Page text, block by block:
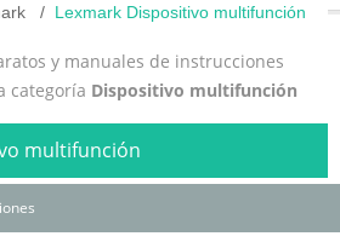
Lexmark Dispositivo multifunción
y manuales de instrucciones
categoría Dispositivo multifunción
multifunción